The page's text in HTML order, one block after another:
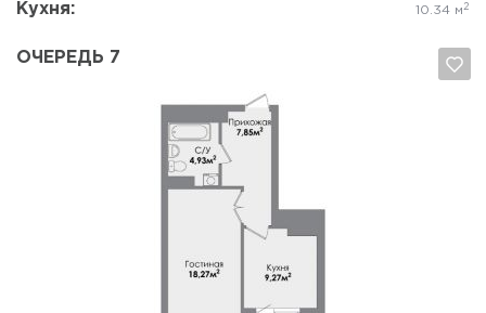
Кухня: 10.34 м 2
ОЧЕРЕДЬ 7
Да, удалить Отмена